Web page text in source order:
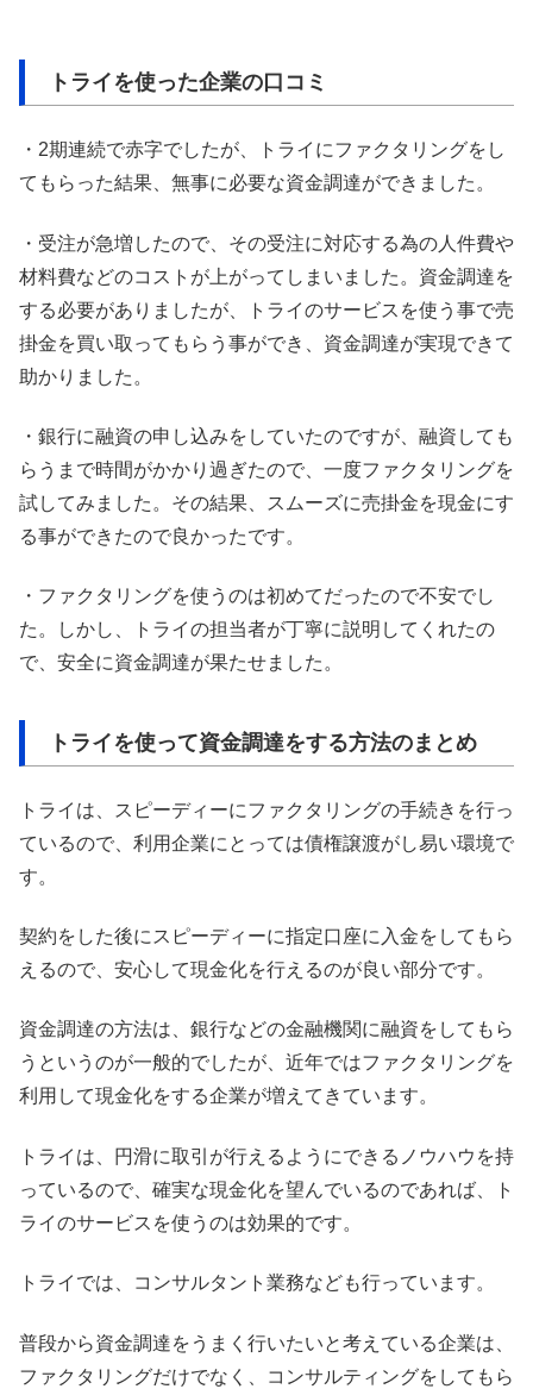
トライを使った企業の口コミ
・2期連続で赤字でしたが、トライにファクタリングをし
てもらった結果、無事に必要な資金調達ができました。
・受注が急増したので、その受注に対応する為の人件費や
材料費などのコストが上がってしまいました。資金調達を
する必要がありましたが、トライのサービスを使う事で売
掛金を買い取ってもらう事ができ、資金調達が実現できて
助かりました。
・銀行に融資の申し込みをしていたのですが、融資しても
らうまで時間がかかり過ぎたので、一度ファクタリングを
試してみました。その結果、スムーズに売掛金を現金にす
る事ができたので良かったです。
・ファクタリングを使うのは初めてだったので不安でし
た。しかし、トライの担当者が丁寧に説明してくれたの
で、安全に資金調達が果たせました。
トライを使って資金調達をする方法のまとめ
トライは、スピーディーにファクタリングの手続きを行っ
ているので、利用企業にとっては債権譲渡がし易い環境で
す。
契約をした後にスピーディーに指定口座に入金をしてもら
えるので、安心して現金化を行えるのが良い部分です。
資金調達の方法は、銀行などの金融機関に融資をしてもら
うというのが一般的でしたが、近年ではファクタリングを
利用して現金化をする企業が増えてきています。
トライは、円滑に取引が行えるようにできるノウハウを持
っているので、確実な現金化を望んでいるのであれば、ト
ライのサービスを使うのは効果的です。
トライでは、コンサルタント業務なども行っています。
普段から資金調達をうまく行いたいと考えている企業は、
ファクタリングだけでなく、コンサルティングをしてもら